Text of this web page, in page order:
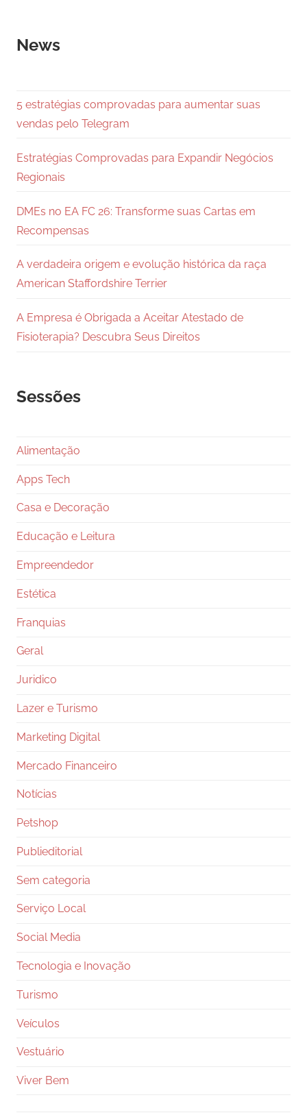
News
5 estratégias comprovadas para aumentar suas
vendas pelo Telegram
Estratégias Comprovadas para Expandir Negócios
Regionais
DMEs no EA FC 26: Transforme suas Cartas em
Recompensas
A verdadeira origem e evolução histórica da raça
American Staffordshire Terrier
A Empresa é Obrigada a Aceitar Atestado de
Fisioterapia? Descubra Seus Direitos
Sessões
Alimentação
Apps Tech
Casa e Decoração
Educação e Leitura
Empreendedor
Estética
Franquias
Geral
Juridico
Lazer e Turismo
Marketing Digital
Mercado Financeiro
Notícias
Petshop
Publieditorial
Sem categoria
Serviço Local
Social Media
Tecnologia e Inovação
Turismo
Veículos
Vestuário
Viver Bem